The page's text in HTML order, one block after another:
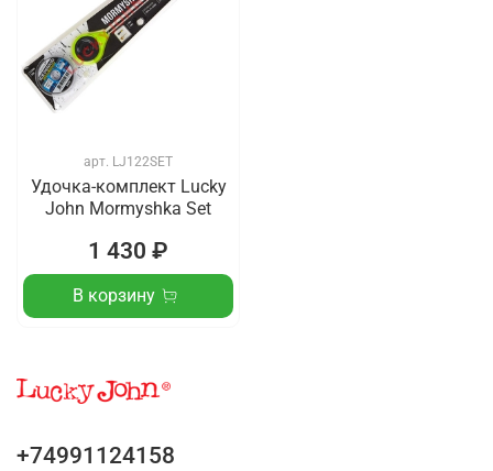
арт. LJ122SET
Удочка-комплект Lucky
John Mormyshka Set
1 430 ₽
В корзину
+74991124158